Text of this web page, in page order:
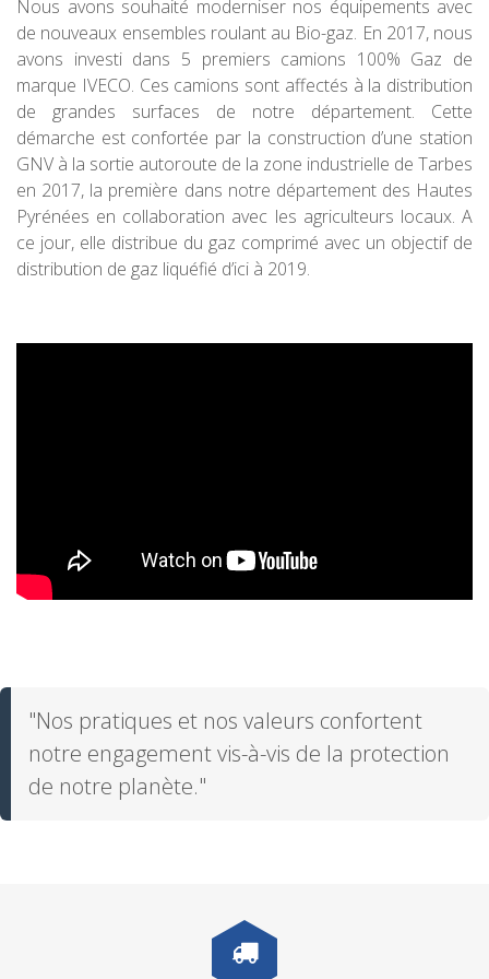
Nous avons souhaité moderniser nos équipements avec
de nouveaux ensembles roulant au Bio-gaz. En 2017, nous
avons investi dans 5 premiers camions 100% Gaz de
marque IVECO. Ces camions sont affectés à la distribution
de grandes surfaces de notre département. Cette
démarche est confortée par la construction d’une station
GNV à la sortie autoroute de la zone industrielle de Tarbes
en 2017, la première dans notre département des Hautes
Pyrénées en collaboration avec les agriculteurs locaux. A
ce jour, elle distribue du gaz comprimé avec un objectif de
distribution de gaz liquéfié d’ici à 2019.
"Nos pratiques et nos valeurs confortent
notre engagement vis-à-vis de la protection
de notre planète."